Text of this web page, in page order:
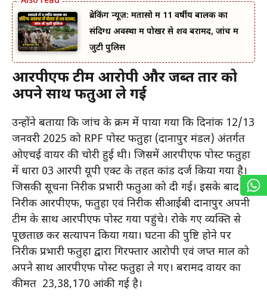
ब्रेकिंग न्यूज़: मतासो में 11 वर्षीय बालक का
संदिग्ध अवस्था में पोखर से शव बरामद, जांच में
जुटी पुलिस
आरपीएफ टीम आरोपी और जब्त तार को
अपने साथ फतुआ ले गई
उन्होंने बताया कि जांच के क्रम में पाया गया कि दिनांक 12/13
जनवरी 2025 को RPF पोस्ट फतुहा (दानापुर मंडल) अंतर्गत
ओएचई वायर की चोरी हुई थी। जिसमें आरपीएफ पोस्ट फतुहा
में धारा 03 आरपी यूपी एक्ट के तहत कांड दर्ज किया गया है।
जिसकी सूचना निरीक्षक प्रभारी फतुआ को दी गई। इसके बाद
निरीक्षक आरपीएफ, फतुहा एवं निरीक्षक सीआईबी दानापुर अपनी
टीम के साथ आरपीएफ पोस्ट गया पहुंचे। रोके गए व्यक्ति से
पूछताछ कर सत्यापन किया गया। घटना की पुष्टि होने पर
निरीक्षक प्रभारी फतुहा द्वारा गिरफ्तार आरोपी एवं जप्त माल को
अपने साथ आरपीएफ पोस्ट फतुहा ले गए। बरामद वायर का
कीमत ₹ 23,38,170 आंकी गई है।